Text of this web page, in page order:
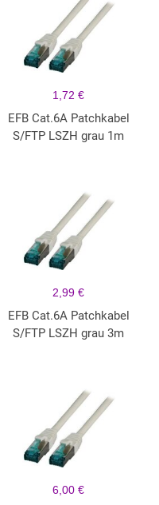
1,72 €
EFB Cat.6A Patchkabel
S/FTP LSZH grau 1m
2,99 €
EFB Cat.6A Patchkabel
S/FTP LSZH grau 3m
6,00 €